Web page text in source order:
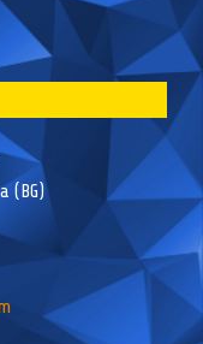
(BG)